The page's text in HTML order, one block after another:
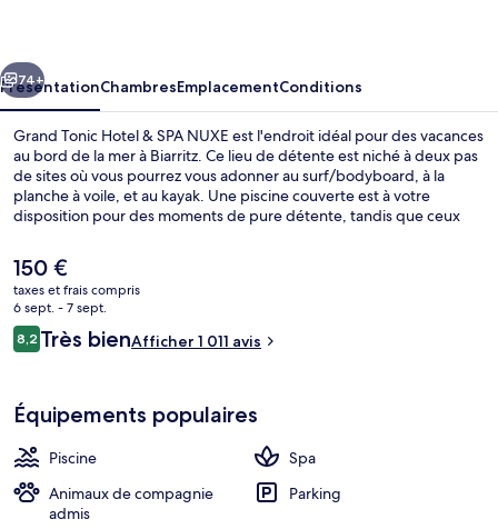
SPA
NUXE
Suivant
74+
PrésentationChambresEmplacementConditions
Grand Tonic Hotel & SPA NUXE est l'endroit idéal pour des vacances
au bord de la mer à Biarritz. Ce lieu de détente est niché à deux pas
de sites où vous pourrez vous adonner au surf/bodyboard, à la
planche à voile, et au kayak. Une piscine couverte est à votre
disposition pour des moments de pure détente, tandis que ceux
massages, des enveloppements corporels et des soins
ayurvédiques. Le restaurant est idéal pour manger un bout, à moins
que vous ne préfériez prendre une boisson fraiche au bar/salon. Cet
hôtel de style Art déco abrite en outre un sauna, un hammam et une
terrasse. Les autres voyageurs adorent le personnel attentionné.
Le
prix
actuel
est
de
150 €
taxes et frais compris
6 sept. - 7 sept.
Avis
voyageurs
8,28,2 sur 10
Très bienAfficher 1 011 avis
Équipements populaires
Piscine
Spa
Animaux de compagnie
admis
Parking